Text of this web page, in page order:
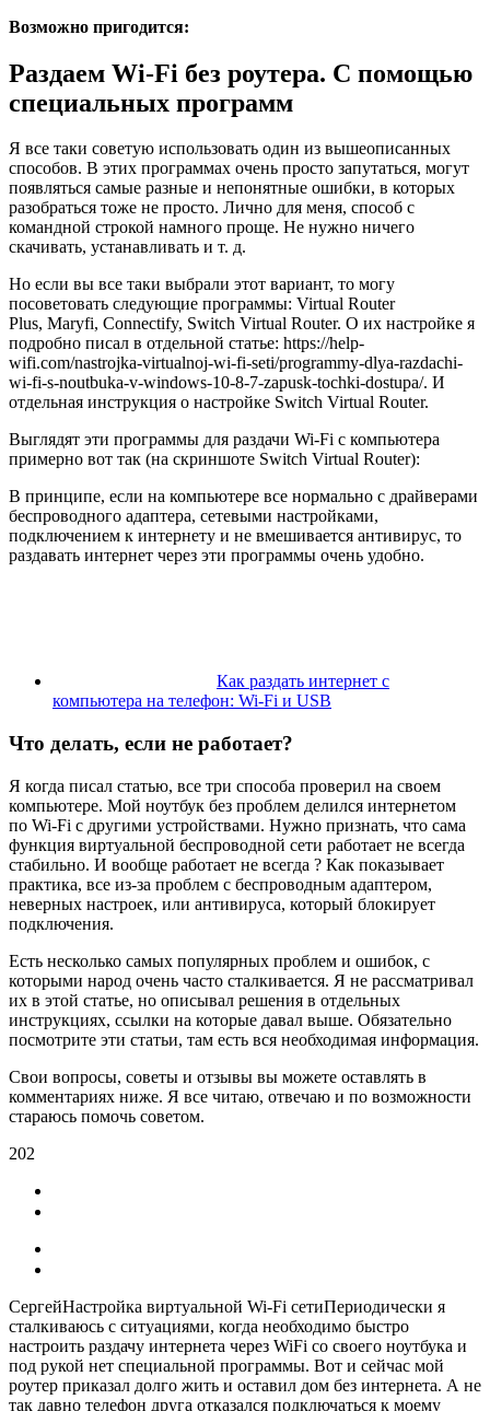
Возможно пригодится:
Раздаем Wi-Fi без роутера. С помощью
специальных программ
Я все таки советую использовать один из вышеописанных
способов. В этих программах очень просто запутаться, могут
появляться самые разные и непонятные ошибки, в которых
разобраться тоже не просто. Лично для меня, способ с
командной строкой намного проще. Не нужно ничего
скачивать, устанавливать и т. д.
Но если вы все таки выбрали этот вариант, то могу
посоветовать следующие программы: Virtual Router
Plus, Maryfi, Connectify, Switch Virtual Router. О их настройке я
подробно писал в отдельной статье: https://help-
wifi.com/nastrojka-virtualnoj-wi-fi-seti/programmy-dlya-razdachi-
wi-fi-s-noutbuka-v-windows-10-8-7-zapusk-tochki-dostupa/. И
отдельная инструкция о настройке Switch Virtual Router.
Выглядят эти программы для раздачи Wi-Fi с компьютера
примерно вот так (на скриншоте Switch Virtual Router):
В принципе, если на компьютере все нормально с драйверами
беспроводного адаптера, сетевыми настройками,
подключением к интернету и не вмешивается антивирус, то
раздавать интернет через эти программы очень удобно.
Как раздать интернет с
компьютера на телефон: Wi-Fi и USB
Что делать, если не работает?
Я когда писал статью, все три способа проверил на своем
компьютере. Мой ноутбук без проблем делился интернетом
по Wi-Fi с другими устройствами. Нужно признать, что сама
функция виртуальной беспроводной сети работает не всегда
стабильно. И вообще работает не всегда ? Как показывает
практика, все из-за проблем с беспроводным адаптером,
неверных настроек, или антивируса, который блокирует
подключения.
Есть несколько самых популярных проблем и ошибок, с
которыми народ очень часто сталкивается. Я не рассматривал
их в этой статье, но описывал решения в отдельных
инструкциях, ссылки на которые давал выше. Обязательно
посмотрите эти статьи, там есть вся необходимая информация.
Свои вопросы, советы и отзывы вы можете оставлять в
комментариях ниже. Я все читаю, отвечаю и по возможности
стараюсь помочь советом.
202
СергейНастройка виртуальной Wi-Fi сетиПериодически я
сталкиваюсь с ситуациями, когда необходимо быстро
настроить раздачу интернета через WiFi со своего ноутбука и
под рукой нет специальной программы. Вот и сейчас мой
роутер приказал долго жить и оставил дом без интернета. А не
так давно телефон друга отказался подключаться к моему